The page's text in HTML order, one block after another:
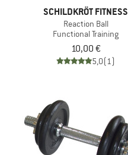
SCHILDKRÖT FITNESS
Reaction Ball
Functional Training
10,00 €
5,0(1)